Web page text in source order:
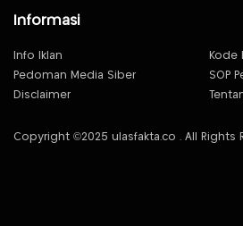
Informasi
Info Iklan
Kode
Pedoman Media Siber
SOP
Disclaimer
Copyright ©2025 ulasfakta.co . All Rights